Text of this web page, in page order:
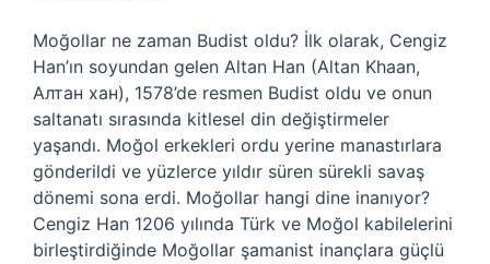
Moğollar ne zaman Budist oldu? İlk olarak, Cengiz
Han’ın soyundan gelen Altan Han (Altan Khaan,
Алтан хан), 1578’de resmen Budist oldu ve onun
saltanatı sırasında kitlesel din değiştirmeler
yaşandı. Moğol erkekleri ordu yerine manastırlara
gönderildi ve yüzlerce yıldır süren sürekli savaş
dönemi sona erdi. Moğollar hangi dine inanıyor?
Cengiz Han 1206 yılında Türk ve Moğol kabilelerini
birleştirdiğinde Moğollar şamanist inançlara güçlü